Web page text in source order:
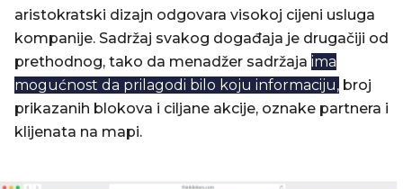
aristokratski dizajn odgovara visokoj cijeni usluga
kompanije. Sadržaj svakog događaja je drugačiji od
prethodnog, tako da menadžer sadržaja ima
mogućnost da prilagodi bilo koju informaciju, broj
prikazanih blokova i ciljane akcije, oznake partnera i
klijenata na mapi.